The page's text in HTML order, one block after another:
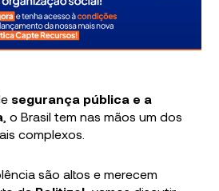
segurança pública e a
, o Brasil tem nas mãos um dos
complexos.
são altos e merecem